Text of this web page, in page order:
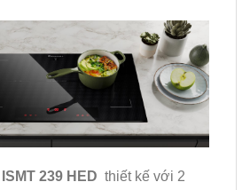
239 HED thiết kế với 2